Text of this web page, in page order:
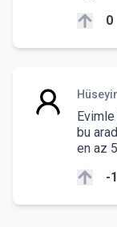
0
bu
en az
-1